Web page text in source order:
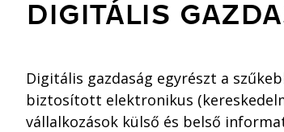
DIGITÁLIS
Digitális gazdaság egyrészt a
biztosított elektronikus
vállalkozások külső és belső